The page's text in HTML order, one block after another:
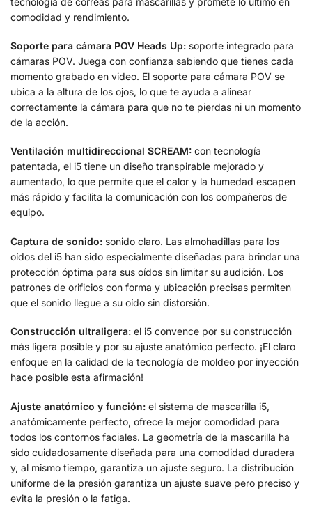
comodidad y rendimiento.
Soporte para cámara POV Heads Up: soporte integrado para
cámaras POV. Juega con confianza sabiendo que tienes cada
momento grabado en video. El soporte para cámara POV se
ubica a la altura de los ojos, lo que te ayuda a alinear
correctamente la cámara para que no te pierdas ni un momento
de la acción.
Ventilación multidireccional SCREAM: con tecnología
patentada, el i5 tiene un diseño transpirable mejorado y
aumentado, lo que permite que el calor y la humedad escapen
más rápido y facilita la comunicación con los compañeros de
equipo.
Captura de sonido: sonido claro. Las almohadillas para los
oídos del i5 han sido especialmente diseñadas para brindar una
protección óptima para sus oídos sin limitar su audición. Los
patrones de orificios con forma y ubicación precisas permiten
que el sonido llegue a su oído sin distorsión.
Construcción ultraligera: el i5 convence por su construcción
más ligera posible y por su ajuste anatómico perfecto. ¡El claro
enfoque en la calidad de la tecnología de moldeo por inyección
hace posible esta afirmación!
Ajuste anatómico y función: el sistema de mascarilla i5,
anatómicamente perfecto, ofrece la mejor comodidad para
todos los contornos faciales. La geometría de la mascarilla ha
sido cuidadosamente diseñada para una comodidad duradera
y, al mismo tiempo, garantiza un ajuste seguro. La distribución
uniforme de la presión garantiza un ajuste suave pero preciso y
evita la presión o la fatiga.